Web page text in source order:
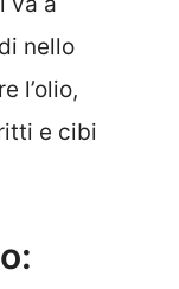
nello
l’olio,
e cibi